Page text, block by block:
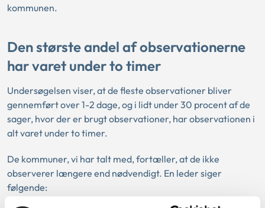
kommunen.
Den største andel af observationerne
har varet under to timer
Undersøgelsen viser, at de fleste observationer bliver
gennemført over 1-2 dage, og i lidt under 30 procent af de
sager, hvor der er brugt observationer, har observationen i
alt varet under to timer.
De kommuner, vi har talt med, fortæller, at de ikke
observerer længere end nødvendigt. En leder siger
følgende: